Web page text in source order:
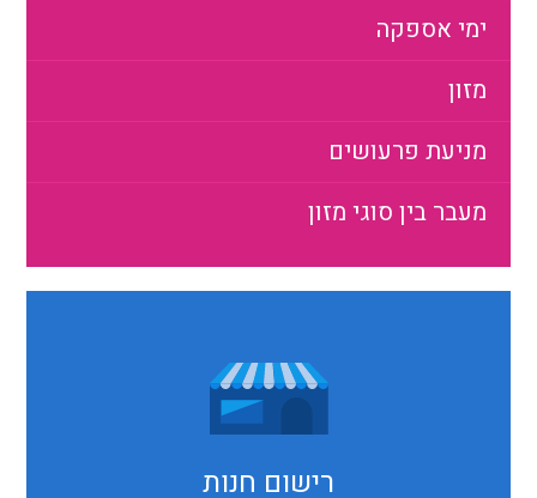
ימי אספקה
מזון
מניעת פרעושים
מעבר בין סוגי מזון
רישום חנות